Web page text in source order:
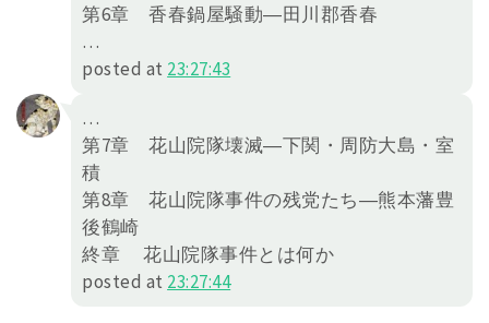
第6章 香春鍋屋騒動―田川郡香春
…
posted at 23:27:43
…
第7章 花山院隊壊滅―下関・周防大島・室
積
第8章 花山院隊事件の残党たち―熊本藩豊
後鶴崎
終章 花山院隊事件とは何か
posted at 23:27:44